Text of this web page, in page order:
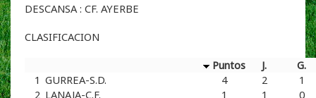
DESCANSA : CF. AYERBE
CLASIFICACION
Puntos
J.
G.
1 GURREA-S.D. 4 2
1
2 LANAJA-C.F. 1 1
0